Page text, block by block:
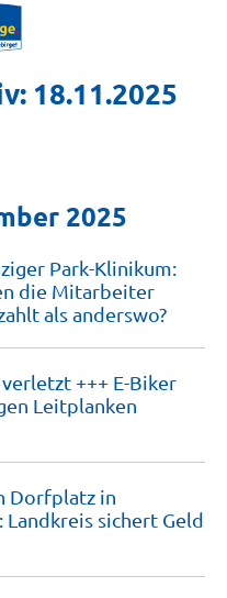
18.11.2025
2025
Park-Klinikum:
die Mitarbeiter
alsanderswo?
+++ E-Biker
Leitplanken
Dorfplatz in
Landkreis sichert Geld